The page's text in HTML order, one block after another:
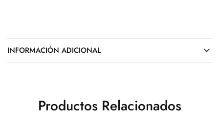
INFORMACIÓN ADICIONAL
Productos Relacionados